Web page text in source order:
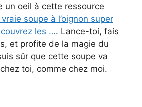
un oeil à cette ressource
soupe à l’oignon super
les …. Lance-toi, fais
et profite de la magie du
sûr que cette soupe va
toi, comme chez moi.